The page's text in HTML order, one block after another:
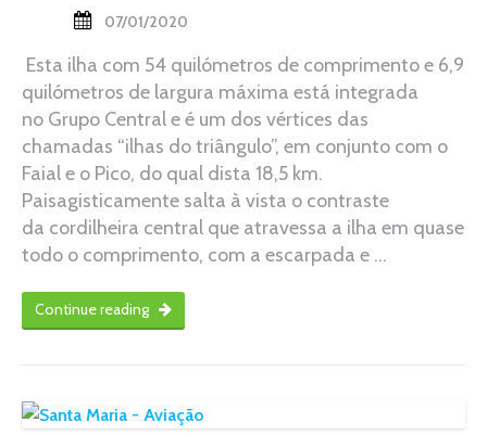
07/01/2020
Esta ilha com 54 quilómetros de comprimento e 6,9
quilómetros de largura máxima está integrada
no Grupo Central e é um dos vértices das
chamadas “ilhas do triângulo”, em conjunto com o
Faial e o Pico, do qual dista 18,5 km.
Paisagisticamente salta à vista o contraste
da cordilheira central que atravessa a ilha em quase
todo o comprimento, com a escarpada e …
Continue reading